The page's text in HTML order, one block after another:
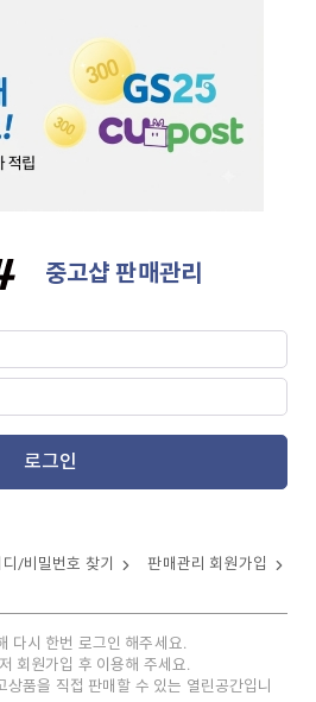
중고샵 판매관리
로그인
디/비밀번호 찾기 판매관리 회원가입
다시 한번 로그인 해주세요.
회원가입 후 이용해 주세요.
품을 직접 판매할 수 있는 열린공간입니